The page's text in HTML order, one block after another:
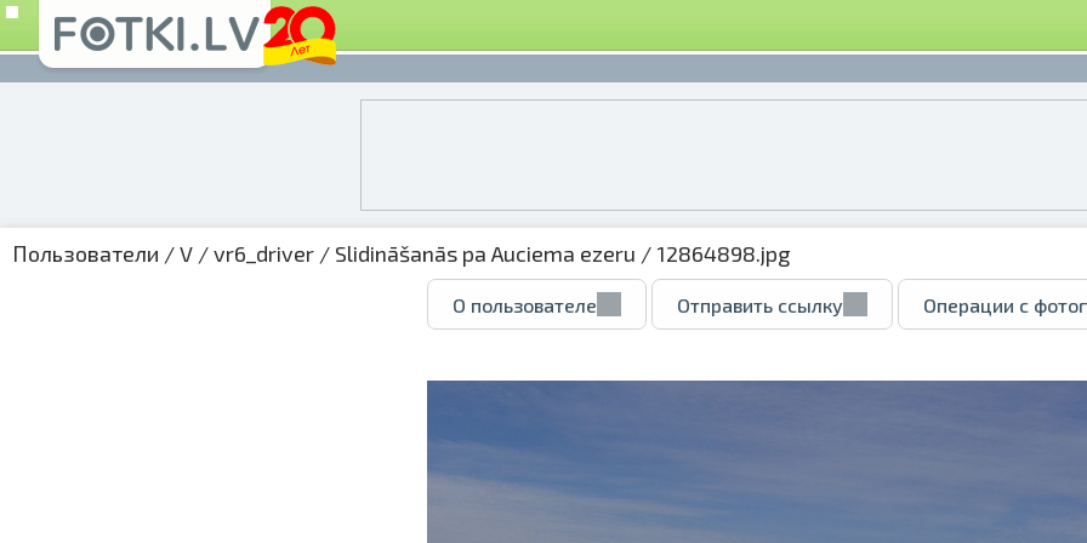
Пользователи /V /vr6_driver / Slidināšanās pa Auciema ezeru / 12864898.jpg
О пользователе Отправить ссылку Операции с